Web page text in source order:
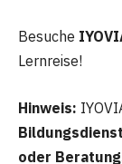
Besuche
Lernreise!
Hinweis:
oder